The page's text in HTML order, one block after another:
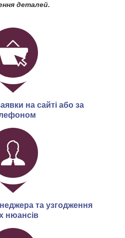
деталей.
на сайті або за
та узгодження
нюансів